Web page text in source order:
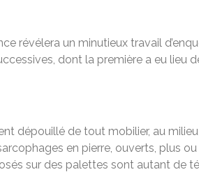
révélera un minutieux travail
dont la première a eu lieu
dépouillé de tout mobilier, au
en pierre, ouverts, plus
sur des palettes sont autant de